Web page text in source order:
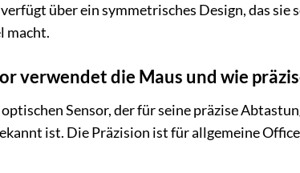
über ein symmetrisches Design, das
macht.
verwendet die Maus und wie
Sensor, der für seine präzise
ist. Die Präzision ist für allgemeine